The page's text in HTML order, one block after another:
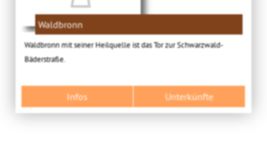
Waldbronn
Waldbronn mit seiner Heilquelle ist das Tor zur Schwarzwald-
Bäderstraße.
Infos Unterkünfte